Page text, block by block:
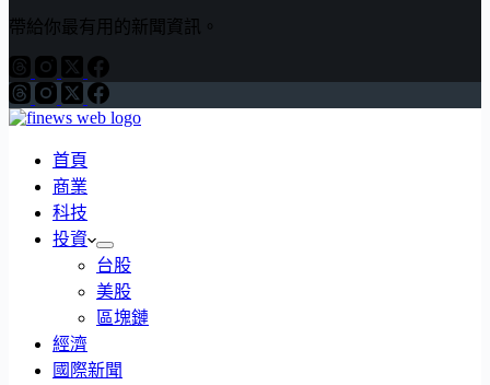
帶給你最有用的新聞資訊。
首頁
商業
科技
投資
台股
美股
區塊鏈
經濟
國際新聞